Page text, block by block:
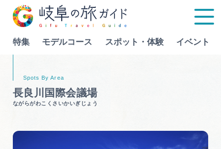
特集 モデルコース スポット・体験 イベント
Language
長良川国際会議場
ながらがわこくさいかいぎじょう